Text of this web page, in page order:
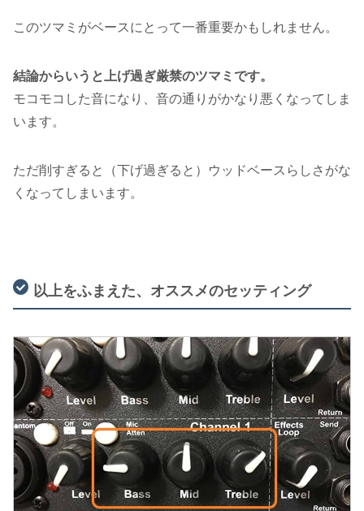
このツマミがベースにとって一番重要かもしれません。
結論からいうと上げ過ぎ厳禁のツマミです。
モコモコした音になり、音の通りがかなり悪くなってしま
います。
ただ削すぎると（下げ過ぎると）ウッドベースらしさがな
くなってしまいます。
以上をふまえた、オススメのセッティング